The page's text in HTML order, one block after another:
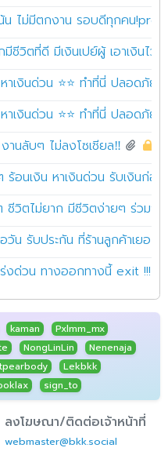
น ไม่มีตกงาน รอบดีทุกคน
ชีวิตที่ดี มีเงินเปย์ผู้ เอาเงินไว้
าเงินด่วน ⭐⭐ ทำที่นี่ ปลอดภัย
าเงินด่วน ⭐⭐ ทำที่นี่ ปลอดภัย
นลับๆ ไม่ลงโซเชียล‼️
อนเงิน หาเงินด่วน รับเงินก่อน
ชีวิตไม่ยาก มีชีวิตง่ายๆ ร่วมง
น รับประกัน ที่ร้านลูกค้าเยอะม
ร่งด่วน ทางออกทางนี้ exit !!!
kaman
Pxlmm_mx
NongLinLin
Nenenaja
Lekbkk
sign_to
ลงโฆษณา/ติดต่อเจ้าหน้าที่
webmaster@bkk.social